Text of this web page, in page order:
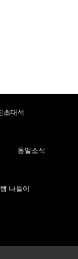
초대석
통일소식
나들이